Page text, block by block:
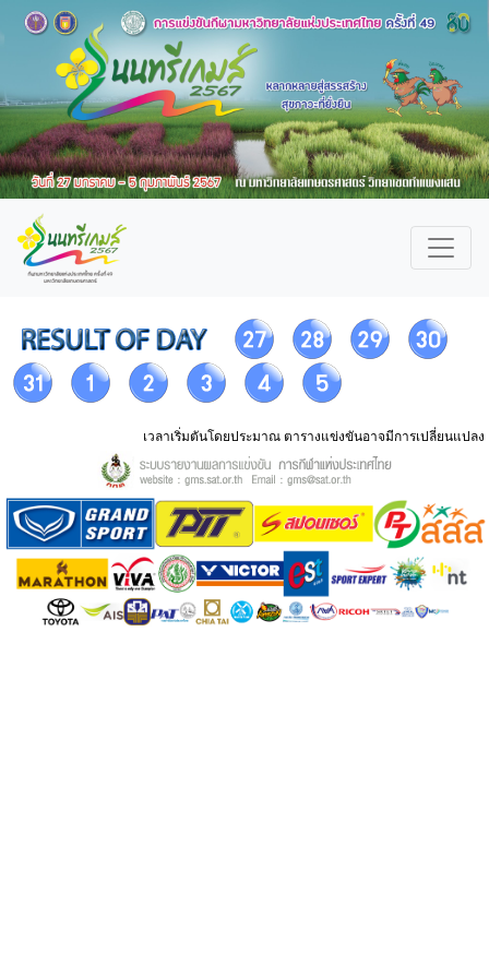
เวลาเริ่มตันโดยประมาณ ตารางแข่งขันอาจมีการเปลี่ยนแปลง